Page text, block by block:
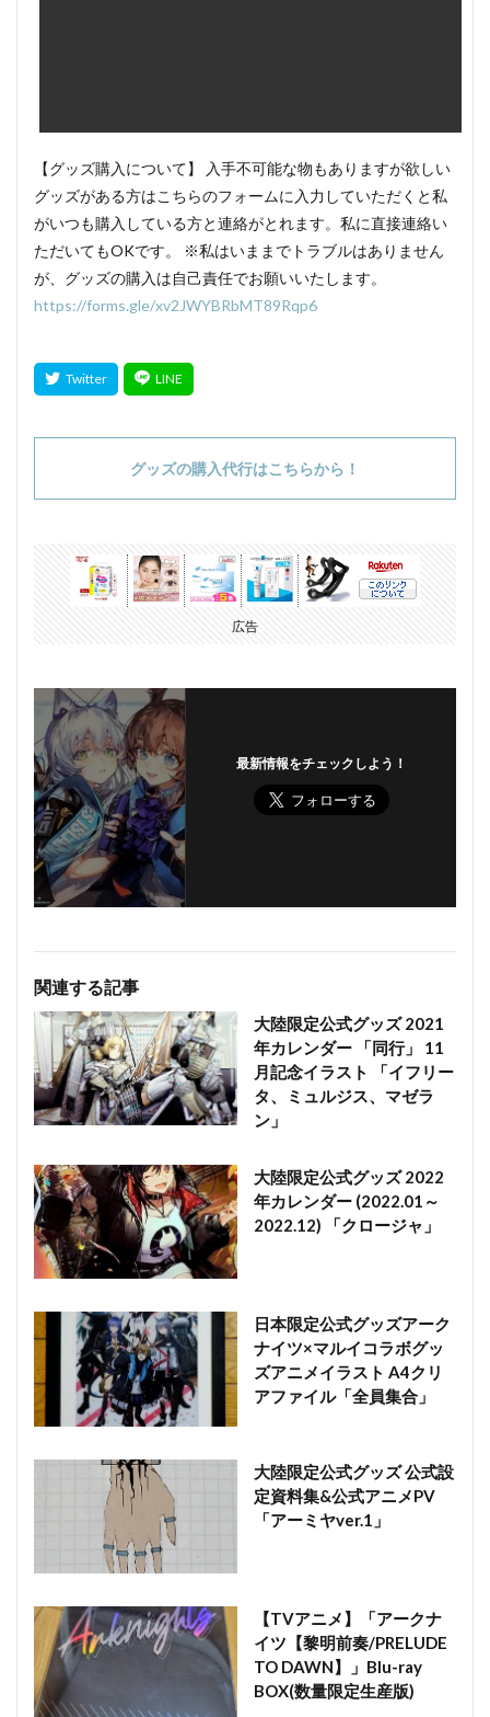
【グッズ購入について】 入手不可能な物もありますが欲しい
グッズがある方はこちらのフォームに入力していただくと私
がいつも購入している方と連絡がとれます。私に直接連絡い
ただいてもOKです。 ※私はいままでトラブルはありません
が、グッズの購入は自己責任でお願いいたします。
https://forms.gle/xv2JWYBRbMT89Rqp6
グッズの購入代行はこちらから！
広告
最新情報をチェックしよう！
関連する記事
大陸限定公式グッズ 2021
年カレンダー 「同行」 11
月記念イラスト 「イフリー
タ、ミュルジス、マゼラ
ン」
大陸限定公式グッズ 2022
年カレンダー (2022.01～
2022.12) 「クロージャ」
日本限定公式グッズアーク
ナイツ×マルイコラボグッ
ズアニメイラスト A4クリ
アファイル「全員集合」
大陸限定公式グッズ 公式設
定資料集&公式アニメPV
「アーミヤver.1」
【TVアニメ】「アークナ
イツ【黎明前奏/PRELUDE
TO DAWN】」Blu-ray
BOX(数量限定生産版)